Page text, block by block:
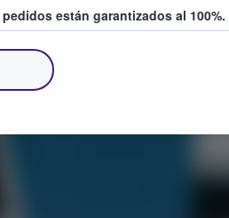
están garantizados al 100%.